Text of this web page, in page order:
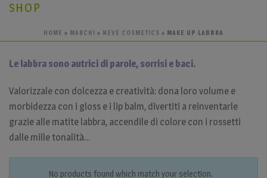
SHOP
HOME » MARCHI » NEVE COSMETICS » MAKE UP LABBRA
Le labbra sono autrici di parole, sorrisi e baci.
Valorizzale con dolcezza e creatività: dona loro volume e
morbidezza con i gloss e i lip balm, divertiti a reinventarle
grazie alle matite labbra, accendile di colore con i rossetti
dalle mille tonalità…
No products found which match your selection.